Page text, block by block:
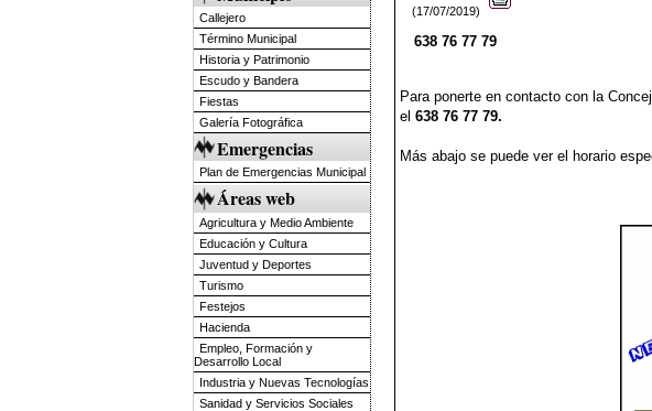
Callejero
Término Municipal
Historia y Patrimonio
Escudo y Bandera
Fiestas
Galería Fotográfica
Emergencias
Plan de Emergencias Municipal
Áreas web
Agricultura y Medio Ambiente
Educación y Cultura
Juventud y Deportes
Turismo
Festejos
Hacienda
Empleo, Formación y
Desarrollo Local
Industria y Nuevas Tecnologías
Sanidad y Servicios Sociales
(17/07/2019)
638 76 77 79
Para ponerte en contacto con la
el 638 76 77 79.
Más abajo se puede ver el horario